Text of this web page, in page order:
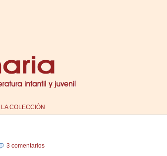
LA COLECCIÓN
3 comentarios